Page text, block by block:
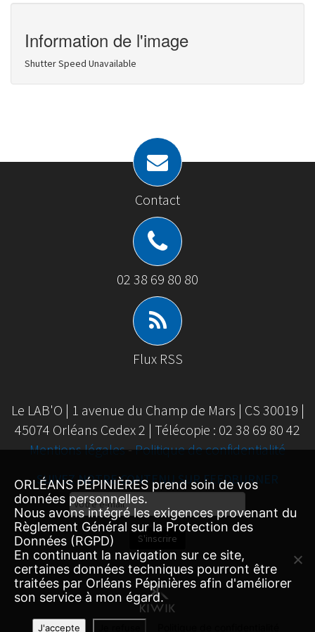
Information de l'image
Shutter Speed Unavailable
Contact
02 38 69 80 80
Flux RSS
Le LAB'O | 1 avenue du Champ de Mars | CS 30019 |
45074 Orléans Cedex 2 | Télécopie : 02 38 69 80 42
Mentions légales-Politique de confidentialité
SUIVEZ NOTRE CONTENU SUR FEEDBURNER
Email
Subscription
S'inscrire
ORLÉANS PÉPINIÈRES prend soin de vos
données personnelles.
Nous avons intégré les exigences provenant du
Règlement Général sur la Protection des
Données (RGPD)
En continuant la navigation sur ce site,
certaines données techniques pourront être
traitées par Orléans Pépinières afin d'améliorer
son service à mon égard.
J'accepte